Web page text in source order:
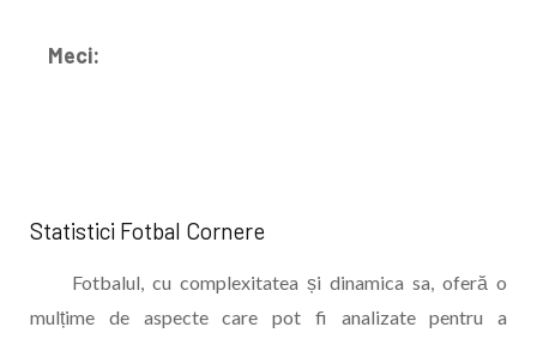
Meci:
Statistici Fotbal Cornere
Fotbalul, cu complexitatea și dinamica sa, oferă o
mulțime de aspecte care pot fi analizate pentru a